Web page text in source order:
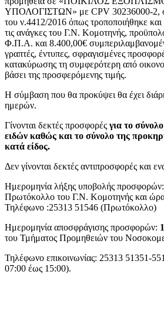
ΥΠΟΛΟΓΙΣΤΩΝ» με CPV 30236000-2,
του ν.4412/2016 όπως τροποποιήθηκε και
τις ανάγκες του Γ.Ν. Κομοτηνής,
Φ.Π.Α. και 8.400,00€
γραπτές, έντυπες, σφραγισμένες
κατακύρωσης τη συμφερότερη από
βάσει της προσφερόμενης τιμής.
Η σύμβαση που θα προκύψει θα έχει
ημερών.
Γίνονται δεκτές προσφορές για το
ειδών καθώς και το σύνολο της
κατά είδος.
Δεν γίνονται δεκτές αντιπροσφορές και
Ημερομηνία λήξης υποβολής προσφορών:
Πρωτόκολλο του Γ.Ν. Κομοτηνής και
Τηλέφωνο :25313 51546 (Πρωτόκολλο)
Ημερομηνία αποσφράγισης προσφορών:
του Τμήματος Προμηθειών του
Τηλέφωνο επικοινωνίας: 25313 51351-
07:00 έως 15:00).